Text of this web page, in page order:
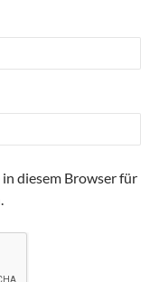
diesem Browser für